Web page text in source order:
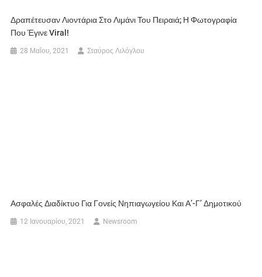
Δραπέτευσαν Λιοντάρια Στο Λιμάνι Του Πειραιά; Η Φωτογραφία
Που Έγινε Viral!
28 Μαΐου, 2021 Σταύρος Λιλόγλου
Ασφαλές Διαδίκτυο Για Γονείς Νηπιαγωγείου Και Α’-Γ’ Δημοτικού
12 Ιανουαρίου, 2021 Newsroom